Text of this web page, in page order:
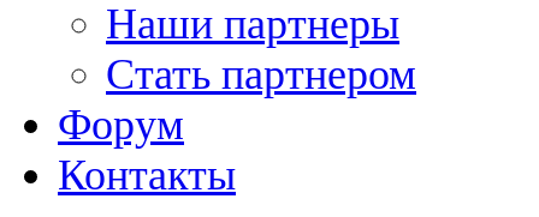
Наши партнеры
Стать партнером
Форум
Контакты